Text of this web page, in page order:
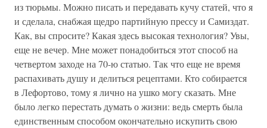
из тюрьмы. Можно писать и передавать кучу статей, что я
и сделала, снабжая щедро партийную прессу и Самиздат.
Как, вы спросите? Какая здесь высокая технология? Увы,
еще не вечер. Мне может понадобиться этот способ на
четвертом заходе на 70-ю статью. Так что еще не время
распахивать душу и делиться рецептами. Кто собирается
в Лефортово, тому я лично на ушко могу сказать. Мне
было легко перестать думать о жизни: ведь смерть была
единственным способом окончательно искупить свою